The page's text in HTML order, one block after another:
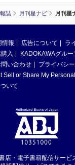
誌 月刊星ナビ 月刊星
情報 広告について
ラ
入
KADOKAWAグルー
問い合わせ
プライバシ
Sell or Share My
いて
店・電子書籍配信サービ